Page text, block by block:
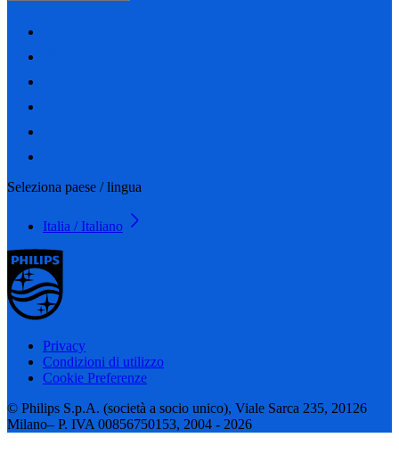
Seleziona paese / lingua
Italia / Italiano
Privacy
Condizioni di utilizzo
Cookie Preferenze
© Philips S.p.A. (società a socio unico), Viale Sarca 235, 20126
Milano– P. IVA 00856750153, 2004 - 2026